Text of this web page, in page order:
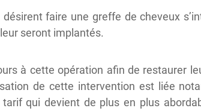
faire une greffe de cheveux
seront implantés.
à cette opération afin de restaurer
de cette intervention est liée
tarif qui devient de plus en plus